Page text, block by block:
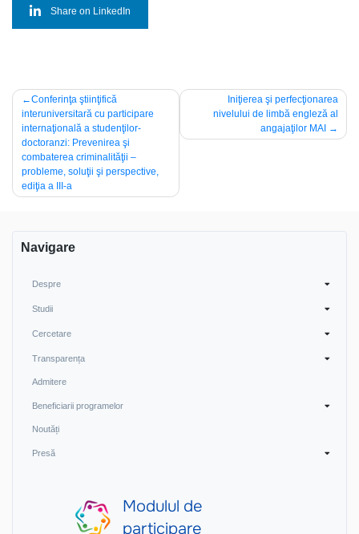
Share on LinkedIn
Post
navigation
Conferinţa ştiinţifică
interuniversitară cu participare
internaţională a studenţilor-
doctoranzi: Prevenirea şi
combaterea criminalităţii –
probleme, soluţii şi perspective,
ediţia a III-a
Iniţierea şi perfecţionarea
nivelului de limbă engleză al
angajaţilor MAI
Navigare
Despre
Studii
Cercetare
Transparența
Admitere
Beneficiarii programelor
Noutăți
Presă